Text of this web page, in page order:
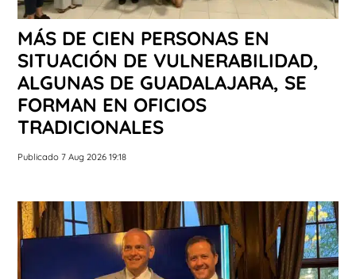
MÁS DE CIEN PERSONAS EN
SITUACIÓN DE VULNERABILIDAD,
ALGUNAS DE GUADALAJARA, SE
FORMAN EN OFICIOS
TRADICIONALES
Publicado 7 Aug 2026 19:18